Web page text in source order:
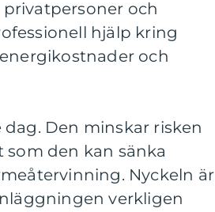
och
hjälp kring
och
Den minskar risken
den kan sänka
Nyckeln är
verkligen